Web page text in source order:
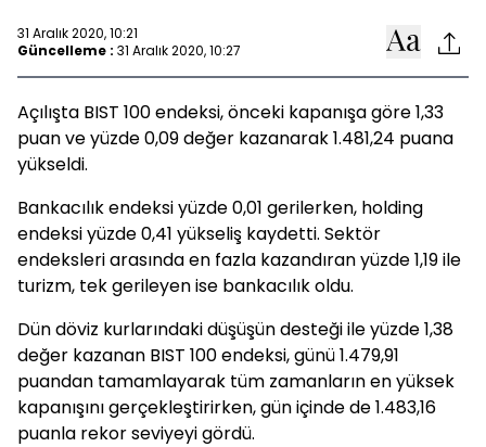
31 Aralık 2020, 10:21
Güncelleme : 31 Aralık 2020, 10:27
Açılışta BIST 100 endeksi, önceki kapanışa göre 1,33
puan ve yüzde 0,09 değer kazanarak 1.481,24 puana
yükseldi.
Bankacılık endeksi yüzde 0,01 gerilerken, holding
endeksi yüzde 0,41 yükseliş kaydetti. Sektör
endeksleri arasında en fazla kazandıran yüzde 1,19 ile
turizm, tek gerileyen ise bankacılık oldu.
Dün döviz kurlarındaki düşüşün desteği ile yüzde 1,38
değer kazanan BIST 100 endeksi, günü 1.479,91
puandan tamamlayarak tüm zamanların en yüksek
kapanışını gerçekleştirirken, gün içinde de 1.483,16
puanla rekor seviyeyi gördü.